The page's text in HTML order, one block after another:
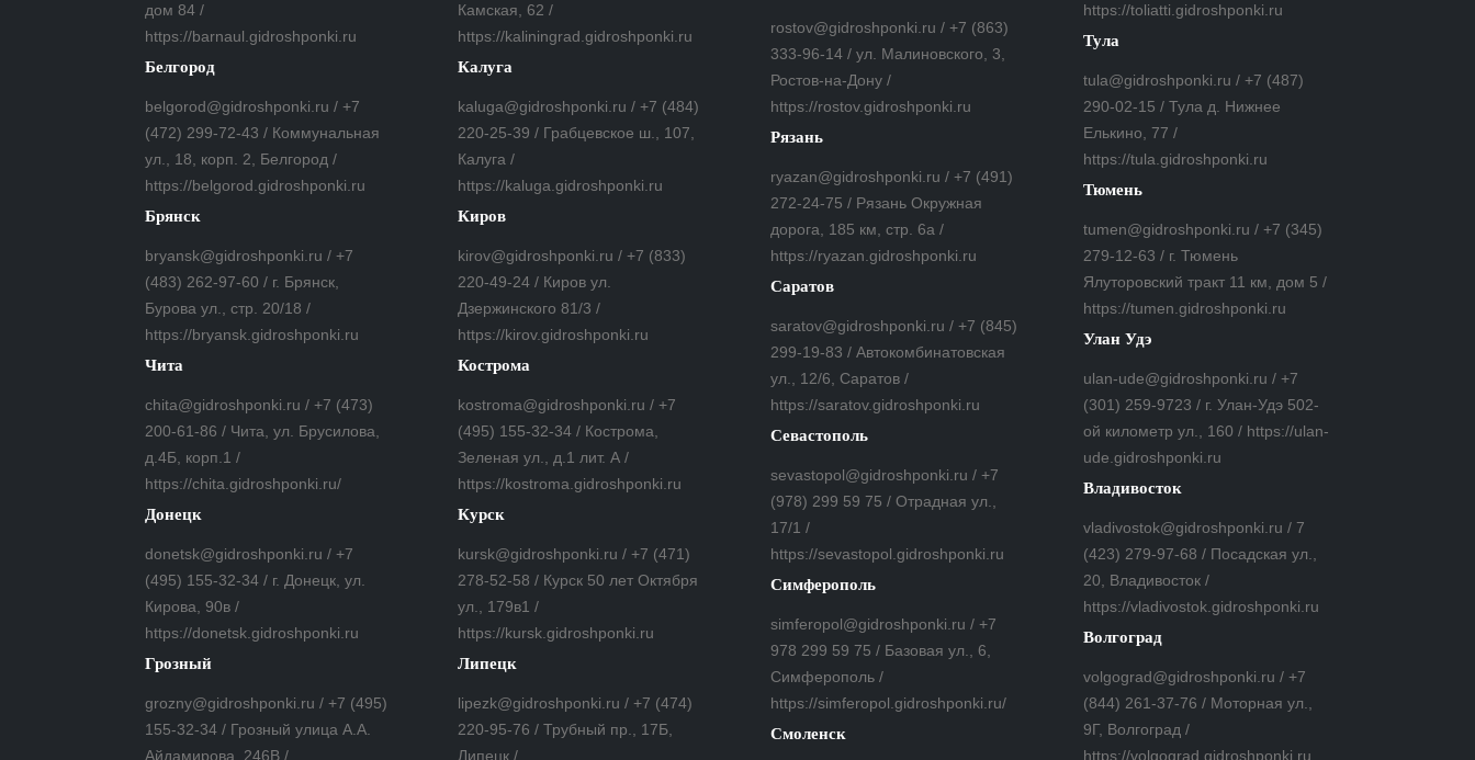
дом 84 /
https://barnaul.gidroshponki.ru
Белгород
belgorod@gidroshponki.ru / +7
(472) 299-72-43 / Коммунальная
ул., 18, корп. 2, Белгород /
https://belgorod.gidroshponki.ru
Брянск
bryansk@gidroshponki.ru / +7
(483) 262-97-60 / г. Брянск,
Бурова ул., стр. 20/18 /
https://bryansk.gidroshponki.ru
Чита
chita@gidroshponki.ru / +7 (473)
200-61-86 / Чита, ул. Брусилова,
д.4Б, корп.1 /
https://chita.gidroshponki.ru/
Донецк
donetsk@gidroshponki.ru / +7
(495) 155-32-34 / г. Донецк, ул.
Кирова, 90в /
https://donetsk.gidroshponki.ru
Грозный
grozny@gidroshponki.ru / +7 (495)
155-32-34 / Грозный улица А.А.
Айдамирова, 246В /
Камская, 62 /
https://kaliningrad.gidroshponki.ru
Калуга
kaluga@gidroshponki.ru / +7 (484)
220-25-39 / Грабцевское ш., 107,
Калуга /
https://kaluga.gidroshponki.ru
Киров
kirov@gidroshponki.ru / +7 (833)
220-49-24 / Киров ул.
Дзержинского 81/3 /
https://kirov.gidroshponki.ru
Кострома
kostroma@gidroshponki.ru / +7
(495) 155-32-34 / Кострома,
Зеленая ул., д.1 лит. А /
https://kostroma.gidroshponki.ru
Курск
kursk@gidroshponki.ru / +7 (471)
278-52-58 / Курск 50 лет Октября
ул., 179в1 /
https://kursk.gidroshponki.ru
Липецк
lipezk@gidroshponki.ru / +7 (474)
220-95-76 / Трубный пр., 17Б,
Липецк /
rostov@gidroshponki.ru / +7 (863)
333-96-14 / ул. Малиновского, 3,
Ростов-на-Дону /
https://rostov.gidroshponki.ru
Рязань
ryazan@gidroshponki.ru / +7 (491)
272-24-75 / Рязань Окружная
дорога, 185 км, стр. 6а /
https://ryazan.gidroshponki.ru
Саратов
saratov@gidroshponki.ru / +7 (845)
299-19-83 / Автокомбинатовская
ул., 12/6, Саратов /
https://saratov.gidroshponki.ru
Севастополь
sevastopol@gidroshponki.ru / +7
(978) 299 59 75 / Отрадная ул.,
17/1 /
https://sevastopol.gidroshponki.ru
Симферополь
simferopol@gidroshponki.ru / +7
978 299 59 75 / Базовая ул., 6,
Симферополь /
https://simferopol.gidroshponki.ru/
Смоленск
https://toliatti.gidroshponki.ru
Тула
tula@gidroshponki.ru / +7 (487)
290-02-15 / Тула д. Нижнее
Елькино, 77 /
https://tula.gidroshponki.ru
Тюмень
tumen@gidroshponki.ru / +7 (345)
279-12-63 / г. Тюмень
Ялуторовский тракт 11 км, дом 5 /
https://tumen.gidroshponki.ru
Улан Удэ
ulan-ude@gidroshponki.ru / +7
(301) 259-9723 / г. Улан-Удэ 502-
ой километр ул., 160 / https://ulan-
ude.gidroshponki.ru
Владивосток
vladivostok@gidroshponki.ru / 7
(423) 279-97-68 / Посадская ул.,
20, Владивосток /
https://vladivostok.gidroshponki.ru
Волгоград
volgograd@gidroshponki.ru / +7
(844) 261-37-76 / Моторная ул.,
9Г, Волгоград /
https://volgograd.gidroshponki.ru